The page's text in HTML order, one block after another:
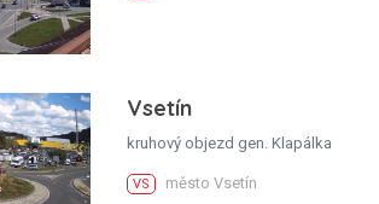
Vsetín
kruhový objezd gen. Klapálka
VS město Vsetín